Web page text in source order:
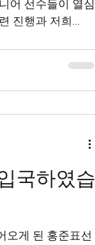
진행과 저희
국하였습
오게 된 홍준표선